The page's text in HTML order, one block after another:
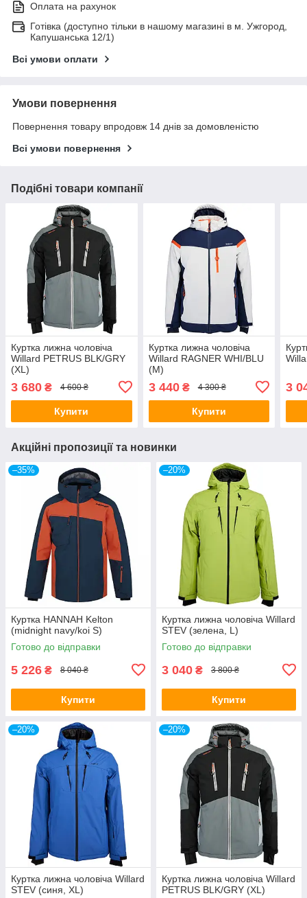
Оплата на рахунок
Готівка (доступно тільки в нашому магазині в м. Ужгород,
Капушанська 12/1)
Всі умови оплати
Умови повернення
Повернення товару впродовж 14 днів за домовленістю
Всі умови повернення
Подібні товари компанії
Куртка лижна чоловіча
Willard PETRUS BLK/GRY
(XL)
3 680 ₴ 4 600 ₴
Купити
Куртка лижна чоловіча
Willard RAGNER WHI/BLU
(M)
3 440₴ 4 300 ₴
Купити
3
Акційні пропозиції та новинки
–35%
Куртка HANNAH Kelton
(midnight navy/koi S)
Готово до відправки
5 226 ₴ 8 040 ₴
Купити
–20%
Куртка лижна чоловіча Willard
STEV (зелена, L)
Готово до відправки
3 040 ₴ 3 800 ₴
Купити
–20%
Куртка лижна чоловіча Willard
STEV (синя, XL)
–20%
Куртка лижна чоловіча Willard
PETRUS BLK/GRY (XL)